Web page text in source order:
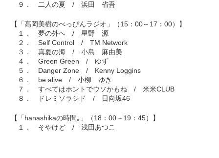
９． 二人の夏 / 浜田 省吾
【「髙岡美樹のべっぴんラジオ」（15：00～17：00）】
１． 夢の外へ / 星野 源
２． Self Control / TM Network
３． 真夏の海 / 小島 麻由美
４． Green Green / ゆず
５． Danger Zone / Kenny Loggins
６． be alive / 小柳 ゆき
７． すべてはホントでウソかもね / 米米CLUB
８． ドレミソラシド / 日向坂46
【「hanashikaの時間｡」（18：00～19：45）】
１． そやけど / 浅田あつこ